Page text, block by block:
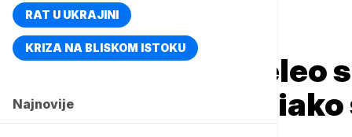
RAT U UKRAJINI
KRIZA NA BLISKOM ISTOKU
Najnovije
Naslovna Sport
Nikola Jokić: Želeo
dostupan timu,